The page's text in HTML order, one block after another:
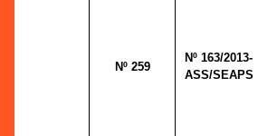
Nº 259
Nº 163/2013-
ASS/SEAPS